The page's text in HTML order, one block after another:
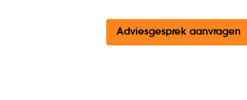
Adviesgesprek aanvragen